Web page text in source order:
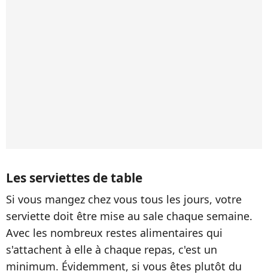
Les serviettes de table
Si vous mangez chez vous tous les jours, votre
serviette doit être mise au sale chaque semaine.
Avec les nombreux restes alimentaires qui
s'attachent à elle à chaque repas, c'est un
minimum. Évidemment, si vous êtes plutôt du